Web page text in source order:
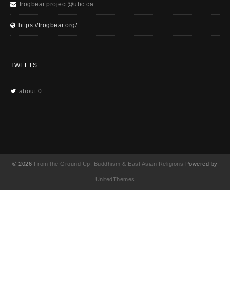
frogbear.project@ubc.ca
https://frogbear.org/
TWEETS
about 0
© 2026 From the Ground Up: Buddhism & East Asian Religions Powered by
UnitedThemes